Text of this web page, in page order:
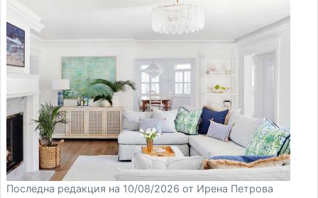
Последна редакция на 10/08/2026 от Ирена Петрова
Търся майстор